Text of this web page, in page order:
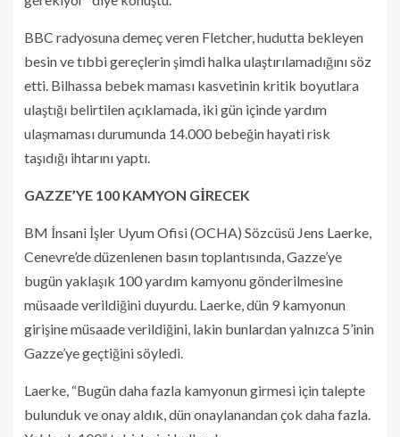
BBC radyosuna demeç veren Fletcher, hudutta bekleyen
besin ve tıbbi gereçlerin şimdi halka ulaştırılamadığını söz
etti. Bilhassa bebek maması kasvetinin kritik boyutlara
ulaştığı belirtilen açıklamada, iki gün içinde yardım
ulaşmaması durumunda 14.000 bebeğin hayati risk
taşıdığı ihtarını yaptı.
GAZZE’YE 100 KAMYON GİRECEK
BM İnsani İşler Uyum Ofisi (OCHA) Sözcüsü Jens Laerke,
Cenevre’de düzenlenen basın toplantısında, Gazze’ye
bugün yaklaşık 100 yardım kamyonu gönderilmesine
müsaade verildiğini duyurdu. Laerke, dün 9 kamyonun
girişine müsaade verildiğini, lakin bunlardan yalnızca 5’inin
Gazze’ye geçtiğini söyledi.
Laerke, “Bugün daha fazla kamyonun girmesi için talepte
bulunduk ve onay aldık, dün onaylanandan çok daha fazla.